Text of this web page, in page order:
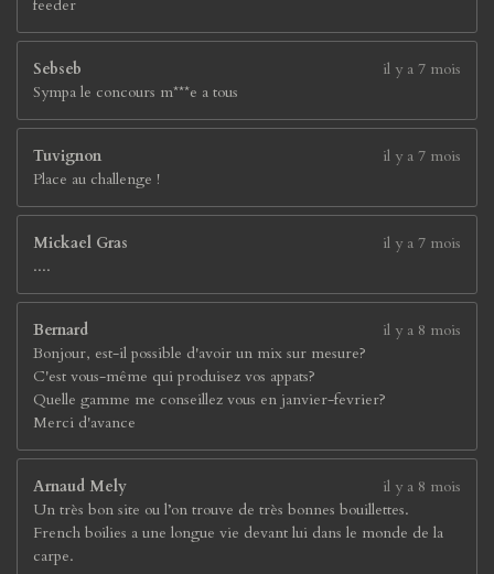
feeder
Sebseb
il y a 7 mois
Sympa le concours m***e a tous
Tuvignon
il y a 7 mois
Place au challenge !
Mickael Gras
il y a 7 mois
....
Bernard
il y a 8 mois
Bonjour, est-il possible d'avoir un mix sur mesure?
C'est vous-même qui produisez vos appats?
Quelle gamme me conseillez vous en janvier-fevrier?
Merci d'avance
Arnaud Mely
il y a 8 mois
Un très bon site ou l’on trouve de très bonnes bouillettes.
French boilies a une longue vie devant lui dans le monde de la
carpe.